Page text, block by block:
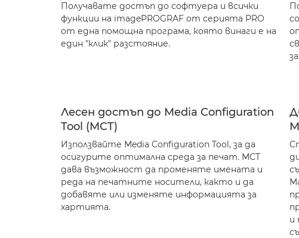
Получавате достъп до софтуера и всички
функции на imagePROGRAF от серията PRO
от една помощна програма, която винаги е на
един "клик" разстояние.
Лесен достъп до Media Configuration
Tool (MCT)
Използвайте Media Configuration Tool, за да
осигурите оптимална среда за печат. MCT
дава възможност да променяте имената и
реда на печатните носители, както и да
добавяте или изменяте информацията за
хартията.
и